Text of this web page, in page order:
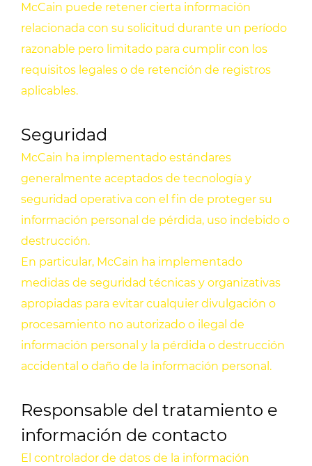
McCain puede retener cierta información
relacionada con su solicitud durante un período
razonable pero limitado para cumplir con los
requisitos legales o de retención de registros
aplicables.
Seguridad
McCain ha implementado estándares
generalmente aceptados de tecnología y
seguridad operativa con el fin de proteger su
información personal de pérdida, uso indebido o
destrucción.
En particular, McCain ha implementado
medidas de seguridad técnicas y organizativas
apropiadas para evitar cualquier divulgación o
procesamiento no autorizado o ilegal de
información personal y la pérdida o destrucción
accidental o daño de la información personal.
Responsable del tratamiento e
información de contacto
El controlador de datos de la información